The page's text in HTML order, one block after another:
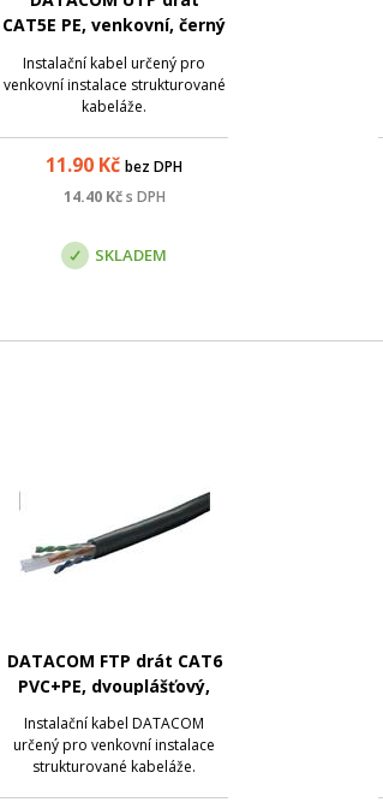
CAT5E PE, venkovní, černý
Instalační kabel určený pro
venkovní instalace strukturované
kabeláže.
11.90 Kč bez DPH
14.40Kčs DPH
SKLADEM
DATACOM FTP drát CAT6
PVC+PE, dvouplášťový,
Instalační kabel DATACOM
určený pro venkovní instalace
strukturované kabeláže.